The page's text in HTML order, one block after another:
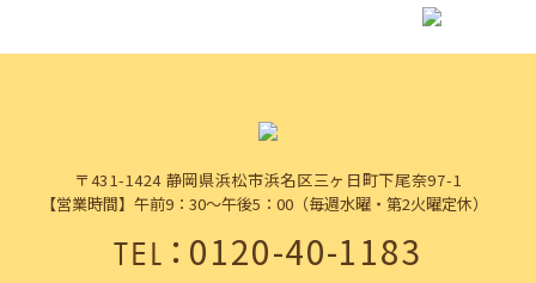
〒431-1424 静岡県浜松市浜名区三ヶ日町下尾奈97-1
【営業時間】午前9：30～午後5：00（毎週水曜・第2火曜定休）
TEL：0120-40-1183